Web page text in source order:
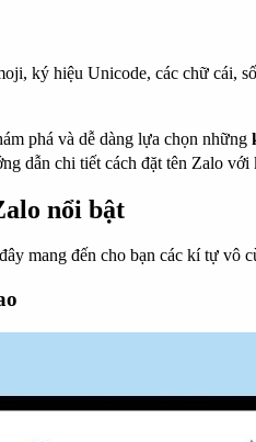
ký hiệu Unicode, các chữ cái,
phá và dễ dàng lựa chọn những
dẫn chi tiết cách đặt tên Zalo
nổi bật
mang đến cho bạn các kí tự vô